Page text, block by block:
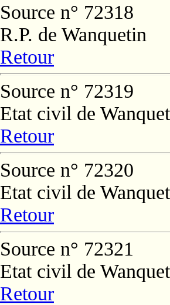
Source n° 72318
R.P. de Wanquetin
Retour
Source n° 72319
Etat civil de
Retour
Source n° 72320
Etat civil de
Retour
Source n° 72321
Etat civil de
Retour